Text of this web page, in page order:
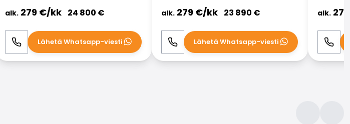
alk. 279 €/kk 24 800 €
Soita WhatsApp
Lähetä Whatsapp-viesti
alk. 279 €/kk 23 890 €
Soita WhatsApp
Lähetä Whatsapp-viesti
alk. 279
Soita